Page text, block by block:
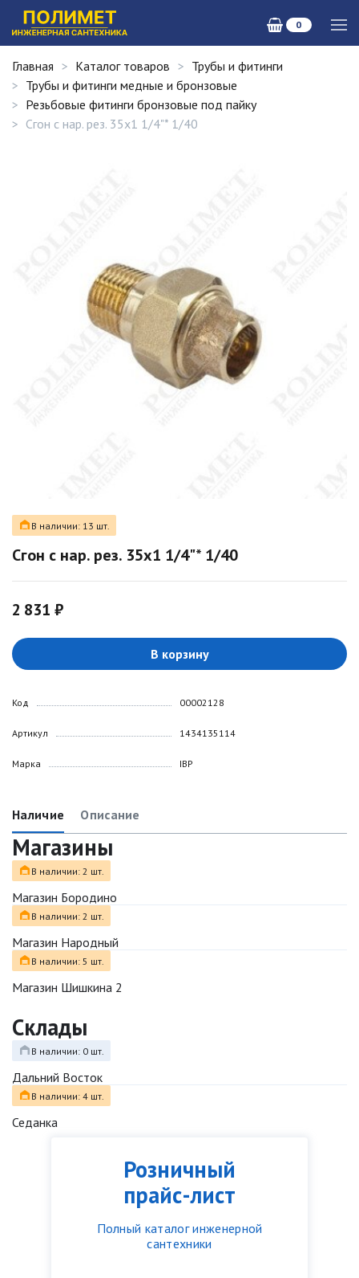
0
Розничный
прайс-лист
Полный каталог инженерной
сантехники
Главная Каталог товаров
Трубы и фитинги
Трубы и фитинги медные и бронзовые
Резьбовые фитинги бронзовые под пайку
Сгон с нар. рез. 35х1 1/4"* 1/40
В наличии: 13 шт.
Сгон с нар. рез. 35х1 1/4"* 1/40
2 831 ₽
В корзину
Код
Артикул
Марка
00002128
1434135114
IBP
Наличие Описание
Магазины
В наличии: 2 шт.
Магазин Бородино
В наличии: 2 шт.
Магазин Народный
В наличии: 5 шт.
Магазин Шишкина 2
Склады
В наличии: 0 шт.
Дальний Восток
В наличии: 4 шт.
Седанка